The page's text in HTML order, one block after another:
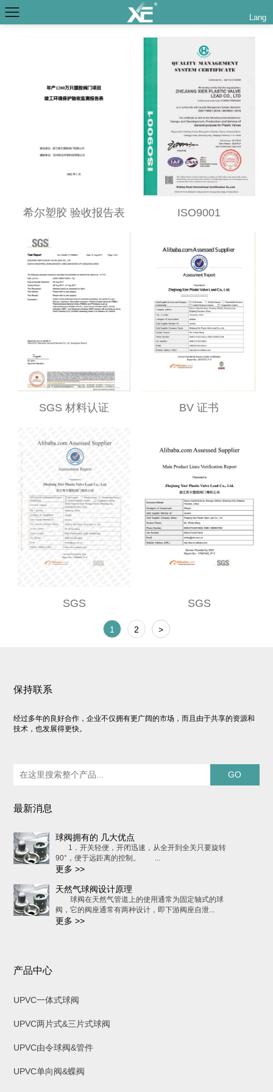
Lang
希尔塑胶 验收报告表 ISO9001
SGS 材料认证 BV 证书
SGS SGS
1 2 >
保持联系
经过多年的良好合作，企业不仅拥有更广阔的市场，而且由于共享的资源和
技术，也发展得更快。
最新消息
球阀拥有的 几大优点
1．开关轻便，开闭迅速，从全开到全关只要旋转
90°，便于远距离的控制。 ...
更多 >>
天然气球阀设计原理
球阀在天然气管道上的使用通常为固定轴式的球
阀，它的阀座通常有两种设计，即下游阀座自泄...
更多 >>
产品中心
UPVC一体式球阀
UPVC两片式&三片式球阀
UPVC由令球阀&管件
UPVC单向阀&蝶阀